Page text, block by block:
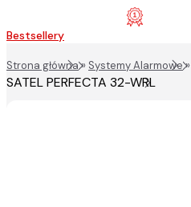
Bestsellery
Strona główna» Systemy Alarmowe»
SATEL PERFECTA 32-WRL